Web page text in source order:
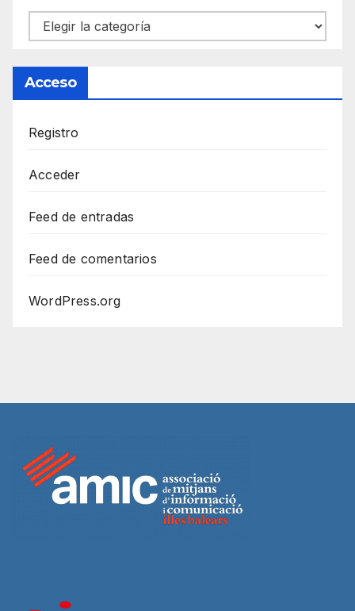
Categorías
Acceso
Registro
Acceder
Feed de entradas
Feed de comentarios
WordPress.org